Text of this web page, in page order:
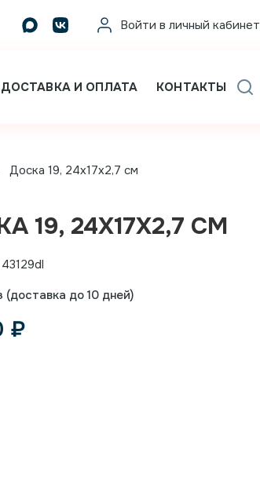
Войти в личный кабинет
ДОСТАВКА И ОПЛАТА КОНТАКТЫ
Доска 19, 24x17x2,7 см
19, 24X17X2,7 СМ
43129dl
(доставка до 10 дней)
₽